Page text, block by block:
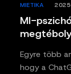
MI-
MIETIKA
Egyre több
hogy a